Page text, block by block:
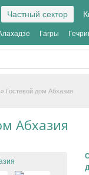
Частный сектор
Гагры
» Гостевой дом Абхазия
Абхазия